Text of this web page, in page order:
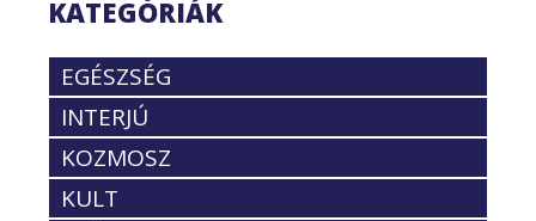
KATEGÓRIÁK
EGÉSZSÉG
INTERJÚ
KOZMOSZ
KULT